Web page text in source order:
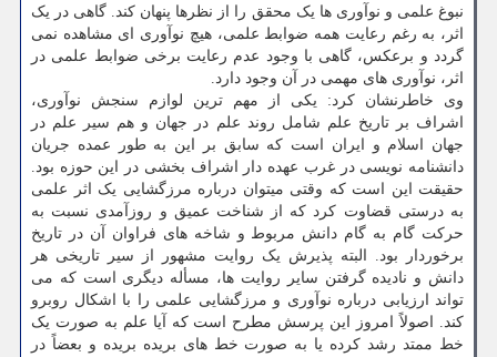
نبوغ علمی و نوآوری ها یک محقق را از نظرها پنهان کند. گاهی در یک
اثر، به رغم رعایت همه ضوابط علمی، هیچ نوآوری ای مشاهده نمی
گردد و برعکس، گاهی با وجود عدم رعایت برخی ضوابط علمی در
اثر، نوآوری های مهمی در آن وجود دارد.
وی خاطرنشان کرد: یکی از مهم ترین لوازم سنجش نوآوری،
اشراف بر تاریخ علم شامل روند علم در جهان و هم سیر علم در
جهان اسلام و ایران است که سابق بر این به طور عمده جریان
دانشنامه نویسی در غرب عهده دار اشراف بخشی در این حوزه بود.
حقیقت این است که وقتی میتوان درباره مرزگشایی یک اثر علمی
به درستی قضاوت کرد که از شناخت عمیق و روزآمدی نسبت به
حرکت گام به گام دانش مربوط و شاخه های فراوان آن در تاریخ
برخوردار بود. البته پذیرش یک روایت مشهور از سیر تاریخی هر
دانش و نادیده گرفتن سایر روایت ها، مسأله دیگری است که می
تواند ارزیابی درباره نوآوری و مرزگشایی علمی را با اشکال روبرو
کند. اصولاً امروز این پرسش مطرح است که آیا علم به صورت یک
خط ممتد رشد کرده یا به صورت خط های بریده بریده و بعضاً در